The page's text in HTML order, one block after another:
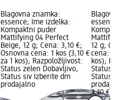
Blagovna znamka:
essence; Ime izdelka:
Kompaktni puder
Mattifying 04 Perfect
Beige, 12 g; Cena: 3,10 €;
Osnovna cena: 1 kos (3,10 €
za 1 kos); Razpoložljivost:
Status zelen Dobavljivo,
Status siv Izberite dm
prodajalno
12 g;
cena: 1
kos);
Status
Status
3,10 €